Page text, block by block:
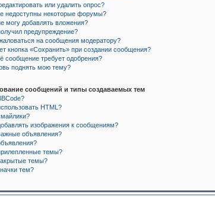
или удалить опрос?
недоступны некоторые форумы?
могу добавлять вложения?
предупреждение?
на сообщения модератору?
кнопка «Сохранить» при создании сообщения?
сообщение требует одобрения?
поднять мою тему?
сообщений и типы создаваемых тем
HTML?
изображения к сообщениям?
объявления?
темы?
темы?
тем?